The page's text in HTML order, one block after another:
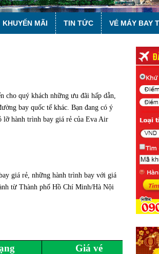
KHUYẾN MÃI TIN TỨC VÉ MÁY BAY
cho quý khách những ưu đãi hấp dẫn,
bay quốc tế khác. Bạn đang có ý
hành trình bay giá rẻ của Eva Air
giá rẻ, những hành trình bay với giá
từ Thành phố Hồ Chí Minh/Hà Nội
Giá vé